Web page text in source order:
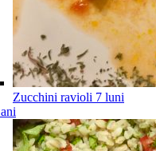
Zucchini ravioli 7 luni